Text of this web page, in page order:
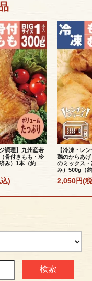
調理】九州産若
骨付きもも・冷
み）1本（約
)
【冷凍・レ
鶏のからあ
のミックス
み）500g（
2,050円(
検索